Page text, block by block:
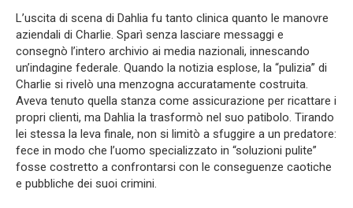
L’uscita di scena di Dahlia fu tanto clinica quanto le manovre
aziendali di Charlie. Sparì senza lasciare messaggi e
consegnò l’intero archivio ai media nazionali, innescando
un’indagine federale. Quando la notizia esplose, la “pulizia” di
Charlie si rivelò una menzogna accuratamente costruita.
Aveva tenuto quella stanza come assicurazione per ricattare i
propri clienti, ma Dahlia la trasformò nel suo patibolo. Tirando
lei stessa la leva finale, non si limitò a sfuggire a un predatore:
fece in modo che l’uomo specializzato in “soluzioni pulite”
fosse costretto a confrontarsi con le conseguenze caotiche
e pubbliche dei suoi crimini.